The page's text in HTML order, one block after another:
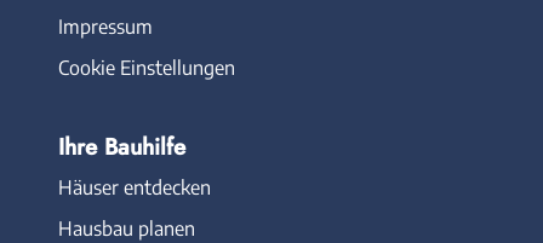
Impressum
Cookie Einstellungen
Ihre Bauhilfe
Häuser entdecken
Hausbau planen